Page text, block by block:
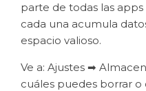
parte de todas las
cada una acumula
espacio valioso.
Ve a: Ajustes ➡
cuáles puedes borrar o